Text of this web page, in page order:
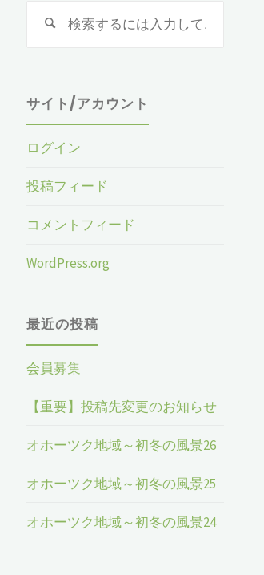
サイト/アカウント
ログイン
投稿フィード
コメントフィード
WordPress.org
最近の投稿
会員募集
【重要】投稿先変更のお知らせ
オホーツク地域～初冬の風景26
オホーツク地域～初冬の風景25
オホーツク地域～初冬の風景24